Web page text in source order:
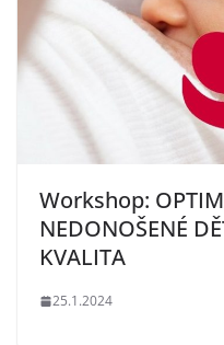
Workshop:
NEDONOŠENÉ
KVALITA
25.1.2024